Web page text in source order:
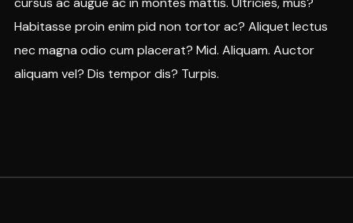
Habitasse proin enim pid non tortor ac? Aliquet lectus
nec magna odio cum placerat? Mid. Aliquam. Auctor
aliquam vel? Dis tempor dis? Turpis.